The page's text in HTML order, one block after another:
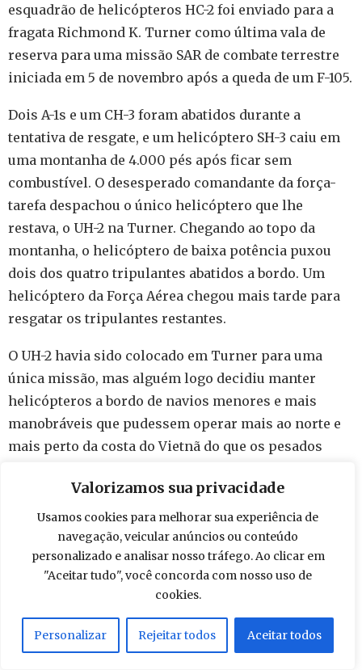
Valorizamos sua privacidade
Usamos cookies para melhorar sua experiência de
navegação, veicular anúncios ou conteúdo
personalizado e analisar nosso tráfego. Ao clicar em
"Aceitar tudo", você concorda com nosso uso de
cookies.
Personalizar Rejeitar todos Aceitar todos
esquadrão de helicópteros HC-2 foi enviado para a
fragata Richmond K. Turner como última vala de
reserva para uma missão SAR de combate terrestre
iniciada em 5 de novembro após a queda de um F-105.
Dois A-1s e um CH-3 foram abatidos durante a
tentativa de resgate, e um helicóptero SH-3 caiu em
uma montanha de 4.000 pés após ficar sem
combustível. O desesperado comandante da força-
tarefa despachou o único helicóptero que lhe
restava, o UH-2 na Turner. Chegando ao topo da
montanha, o helicóptero de baixa potência puxou
dois dos quatro tripulantes abatidos a bordo. Um
helicóptero da Força Aérea chegou mais tarde para
resgatar os tripulantes restantes.
O UH-2 havia sido colocado em Turner para uma
única missão, mas alguém logo decidiu manter
helicópteros a bordo de navios menores e mais
manobráveis que pudessem operar mais ao norte e
mais perto da costa do Vietnã do que os pesados
perdido para a história, mas em 8 de novembro um
UH-2 do esquadrão HC-1 de Oriskany foi despachado
para o cruzador de mísseis guiados Gridley .
Os pilotos, tenente Tom Saintsing e o tenente (jg)
Jim Welsh, junto com o aviador James Hug e o
suboficial de 3ª classe John Shanks, eram a
tripulação da cobaia. Eles pousaram na cauda de